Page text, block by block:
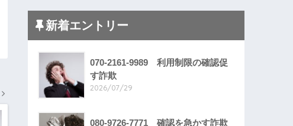
新着エントリー
070-2161-9989 利用制限の確認促
す詐欺
2026/07/29
080-9726-7771 確認を急かす詐欺